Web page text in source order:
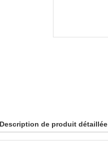
Description de produit détaillée